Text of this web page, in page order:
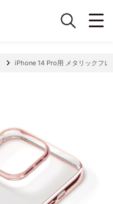
iPhone 14 Pro用 メタリックフ